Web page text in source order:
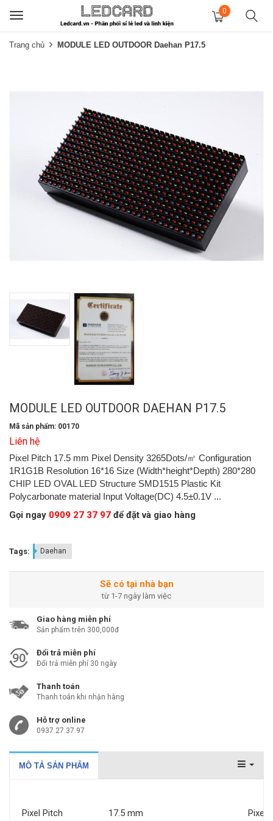
Toggle
0
Trang chủ MODULE LED OUTDOOR Daehan P17.5
MODULE LED OUTDOOR DAEHAN P17.5
Mã sản phẩm: 00170
Liên hệ
Pixel Pitch 17.5 mm Pixel Density 3265Dots/㎡ Configuration
1R1G1B Resolution 16*16 Size (Width*height*Depth) 280*280
CHIP LED OVAL LED Structure SMD1515 Plastic Kit
Polycarbonate material Input Voltage(DC) 4.5±0.1V ...
Gọi ngay 0909 27 37 97 để đặt và giao hàng
Tags: Daehan
Sẽ có tại nhà bạn
từ 1-7 ngày làm việc
Giao hàng miễn phí
Sản phẩm trên 300,000đ
Đổi trả miễn phí
Đổi trả miễn phí 30 ngày
Thanh toán
Thanh toán khi nhận hàng
Hỗ trợ online
0937.27.37.97
MÔ TẢ SẢN PHẨM
Pixel Pitch 17.5 mm
Pixel